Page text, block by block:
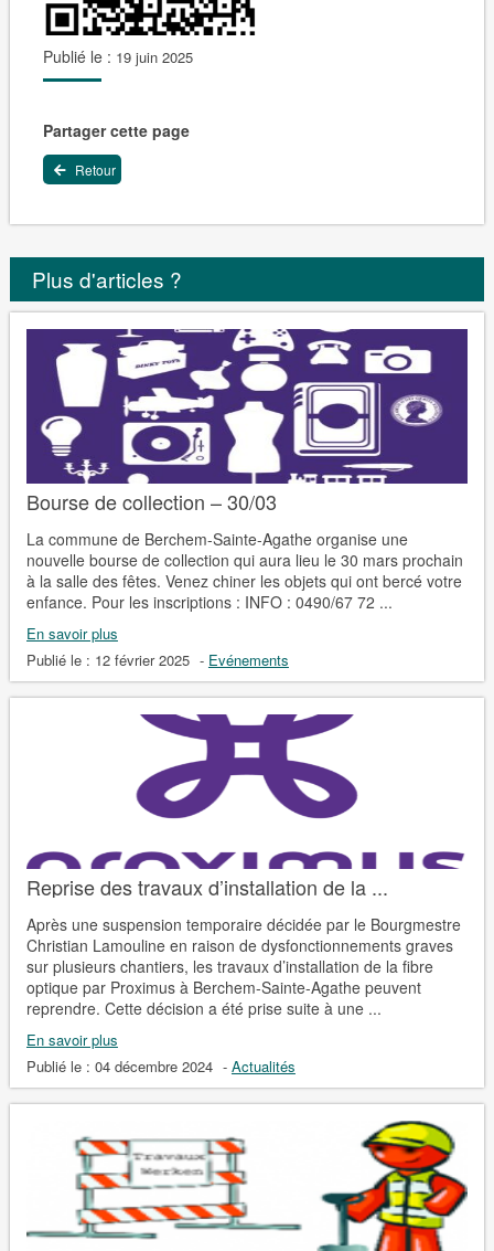
Publié le : 19 juin 2025
Partager cette page
Retour
Plus d'articles ?
Bourse de collection – 30/03
La commune de Berchem-Sainte-Agathe organise une
nouvelle bourse de collection qui aura lieu le 30 mars prochain
à la salle des fêtes. Venez chiner les objets qui ont bercé votre
enfance. Pour les inscriptions : INFO : 0490/67 72 ...
En savoir plus
Publié le : 12 février 2025 - Evénements
Reprise des travaux d’installation de la ...
Après une suspension temporaire décidée par le Bourgmestre
Christian Lamouline en raison de dysfonctionnements graves
sur plusieurs chantiers, les travaux d’installation de la fibre
optique par Proximus à Berchem-Sainte-Agathe peuvent
reprendre. Cette décision a été prise suite à une ...
En savoir plus
Publié le : 04 décembre 2024 - Actualités